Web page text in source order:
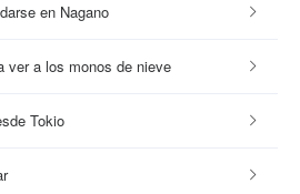
en Nagano
ver a los monos de nieve
Tokio